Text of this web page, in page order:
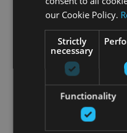
our Cookie Policy.
Strictly
necessary
Functionality